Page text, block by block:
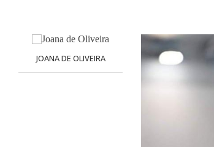
JOANA DE OLIVEIRA